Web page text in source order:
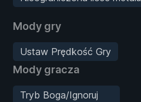
Mody gry
Ustaw Prędkość Gry
Mody gracza
Tryb Boga/Ignoruj